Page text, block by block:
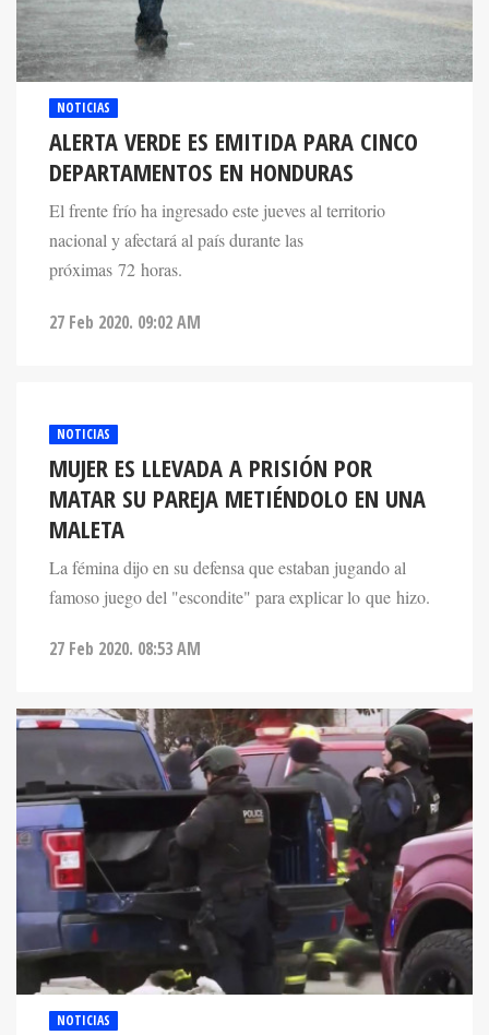
NOTICIAS
ALERTA VERDE ES EMITIDA PARA CINCO
DEPARTAMENTOS EN HONDURAS
El frente frío ha ingresado este jueves al territorio
nacional y afectará al país durante las
próximas 72 horas.
27 Feb 2020. 09:02 AM
NOTICIAS
MUJER ES LLEVADA A PRISIÓN POR
MATAR SU PAREJA METIÉNDOLO EN UNA
MALETA
La fémina dijo en su defensa que estaban jugando al
famoso juego del "escondite" para explicar lo que hizo.
27 Feb 2020. 08:53 AM
NOTICIAS